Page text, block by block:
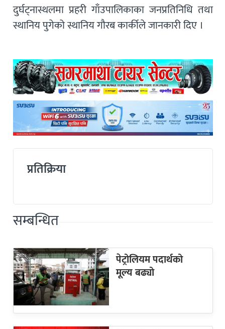
दुर्घट्नास्थलमा प्रहरी गाँउपालिकाका जनप्रतिनिधि तथा
स्थानिय पुगेको स्थानिय गौरब कार्कीले जानकारी दिए ।
प्रतिक्रिया
सम्बन्धित
पेट्रोलियम पदार्थको
मूल्य बढ्यो